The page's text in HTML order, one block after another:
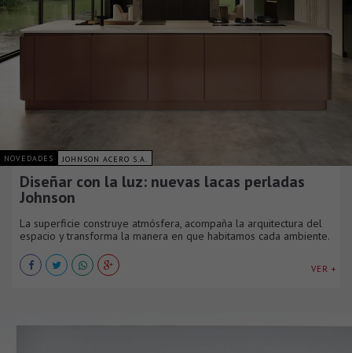
NOVEDADES JOHNSON ACERO S.A.
Diseñar con la luz: nuevas lacas perladas
Johnson
La superficie construye atmósfera, acompaña la arquitectura del
espacio y transforma la manera en que habitamos cada ambiente.
VER +